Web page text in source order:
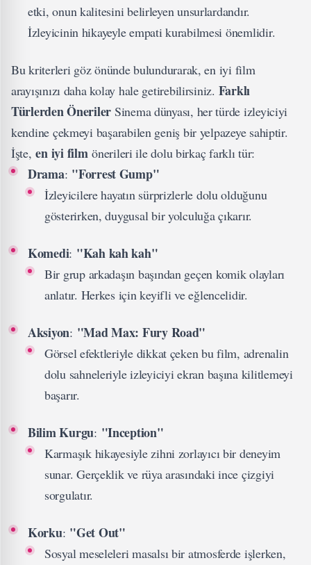
etki, onun kalitesini belirleyen unsurlardandır.
İzleyicinin hikayeyle empati kurabilmesi önemlidir.
Bu kriterleri göz önünde bulundurarak, en iyi film
arayışınızı daha kolay hale getirebilirsiniz. Farklı
Türlerden Öneriler Sinema dünyası, her türde izleyiciyi
kendine çekmeyi başarabilen geniş bir yelpazeye sahiptir.
İşte,en iyi filmönerileri ile dolu birkaç farklı tür:
Drama: "Forrest Gump"
İzleyicilere hayatın sürprizlerle dolu olduğunu
gösterirken, duygusal bir yolculuğa çıkarır.
Komedi: "Kah kah kah"
Bir grup arkadaşın başından geçen komik olayları
anlatır. Herkes için keyifli ve eğlencelidir.
Aksiyon: "Mad Max: Fury Road"
Görsel efektleriyle dikkat çeken bu film, adrenalin
dolu sahneleriyle izleyiciyi ekran başına kilitlemeyi
başarır.
Bilim Kurgu: "Inception"
Karmaşık hikayesiyle zihni zorlayıcı bir deneyim
sunar. Gerçeklik ve rüya arasındaki ince çizgiyi
sorgulatır.
Korku: "Get Out"
Sosyal meseleleri masalsı bir atmosferde işlerken,